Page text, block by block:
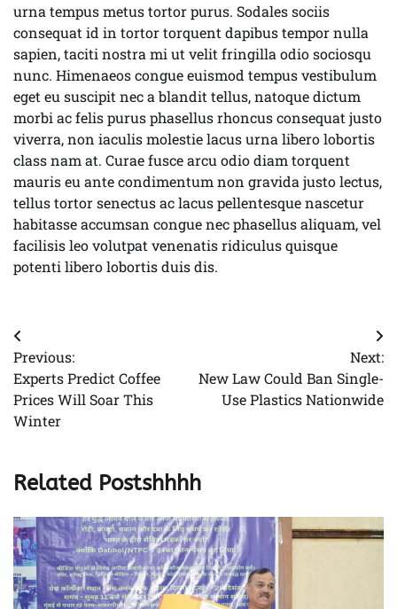
urna tempus metus tortor purus. Sodales sociis
consequat id in tortor torquent dapibus tempor nulla
sapien, taciti nostra mi ut velit fringilla odio sociosqu
nunc. Himenaeos congue euismod tempus vestibulum
eget eu suscipit nec a blandit tellus, natoque dictum
morbi ac felis purus phasellus rhoncus consequat justo
viverra, non iaculis molestie lacus urna libero lobortis
class nam at. Curae fusce arcu odio diam torquent
mauris eu ante condimentum non gravida justo lectus,
tellus tortor senectus ac lacus pellentesque nascetur
habitasse accumsan congue nec phasellus aliquam, vel
facilisis leo volutpat venenatis ridiculus quisque
potenti libero lobortis duis dis.
Post
navigation
Previous:
Experts Predict Coffee
Prices Will Soar This
Winter
Next:
New Law Could Ban Single-
Use Plastics Nationwide
Related Postshhhh